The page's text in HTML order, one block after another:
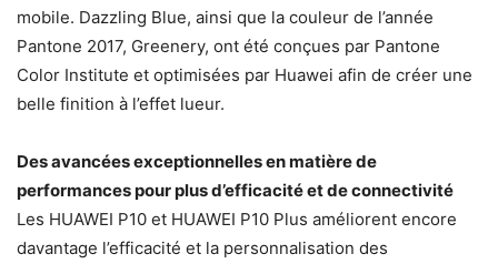
mobile. Dazzling Blue, ainsi que la couleur de l’année
Pantone 2017, Greenery, ont été conçues par Pantone
Color Institute et optimisées par Huawei afin de créer une
belle finition à l’effet lueur.
Des avancées exceptionnelles en matière de
performances pour plus d’efficacité et de connectivité
Les HUAWEI P10 et HUAWEI P10 Plus améliorent encore
davantage l’efficacité et la personnalisation des